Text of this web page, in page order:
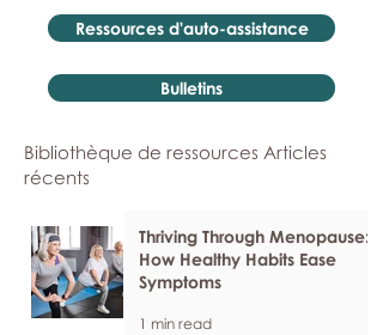
Ressources d'auto-assistance
Bulletins
Bibliothèque de ressources Articles
récents
Thriving Through Menopause:
How Healthy Habits Ease
Symptoms
1 min read